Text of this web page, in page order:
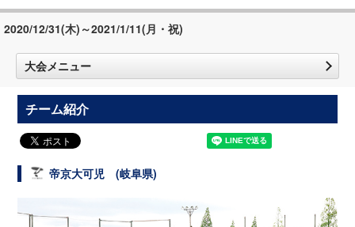
2020/12/31(木)～2021/1/11(月・祝)
大会メニュー
チーム紹介
帝京大可児 (岐阜県)